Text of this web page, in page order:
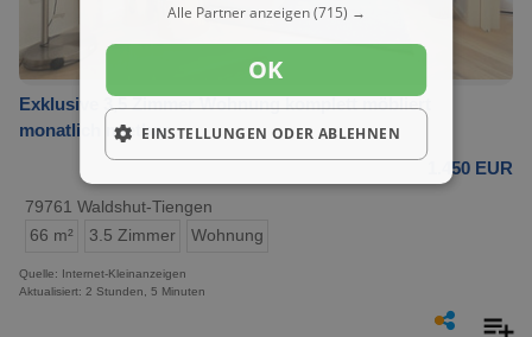
Exklusive 3,5 Zimmer Wohnung komplett möbliert
monatlich mietbar
1.450 EUR
79761 Waldshut-Tiengen
66 m²
3.5 Zimmer Wohnung
Quelle: Internet-Kleinanzeigen
Aktualisiert: 2 Stunden, 5 Minuten
Alle Partner anzeigen(715) →
OK
EINSTELLUNGEN ODER ABLEHNEN